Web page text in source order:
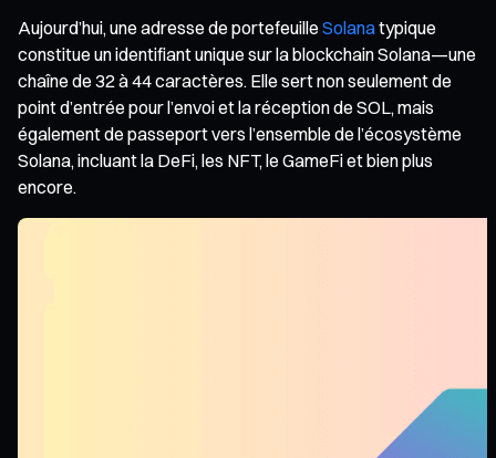
Aujourd’hui, une adresse de portefeuille Solanatypique
constitue un identifiant unique sur la blockchain Solana—une
chaîne de 32 à 44 caractères. Elle sert non seulement de
point d’entrée pour l’envoi et la réception de SOL, mais
également de passeport vers l’ensemble de l’écosystème
Solana, incluant la DeFi, les NFT, le GameFi et bien plus
encore.